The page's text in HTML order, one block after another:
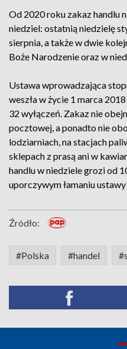
Od 2020 roku zakaz handlu
niedziel: ostatnią niedzielę
sierpnia, a także w dwie
Boże Narodzenie oraz w
Ustawa wprowadzająca
weszła w życie 1 marca
32 wyłączeń. Zakaz nie
pocztowej, a ponadto nie
lodziarniach, na stacjach
sklepach z prasą ani w
handlu w niedziele grozi od
uporczywym łamaniu
Źródło:
#Polska #handel